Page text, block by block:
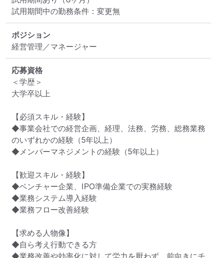
試用期間中の勤務条件：変更無
ポジション
経営管理／マネージャー
応募資格
＜学歴＞
大学卒以上
【必須スキル・経験】
◆事業会社での経営企画、経理、法務、労務、総務業務
のいずれかの経験（5年以上）
◆メンバーマネジメントの経験（5年以上）
【歓迎スキル・経験】
◆ベンチャー企業、IPO準備企業での実務経験
◆業務システム導入経験
◆業務フロー改善経験
【求める人物像】
◆自ら考え行動できる方